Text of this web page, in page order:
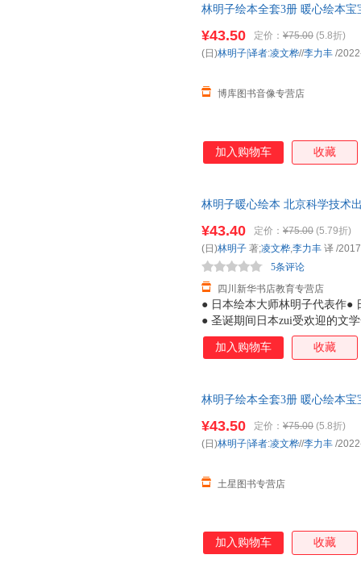
林明子绘本全套3册 暖心绘本
¥43.50 定价： ¥75.00 (5.8折)
博库图书音像专营店
(日)林明子|译者:凌文桦//李力丰 /
加入购物车 收藏
林明子暖心绘本 北京科学技术
● 日本绘本大师林明子代表作●
● 圣诞期间日本zui受欢迎的文
子暖暖的画风吸引到，读罢故
孩虽看上去有些胆小，但她们
诞老人，小黎便勇敢地出门去
是那么亲切，读林明子就仿佛
在书店遇见林明子，一定要把
¥43.40 定价： ¥75.00 (5.79折)
四川新华书店教育专营店
5条评论
(日)林明子 著;凌文桦,李力丰 译 /
加入购物车 收藏
林明子绘本全套3册 暖心绘本
¥43.50 定价： ¥75.00 (5.8折)
土星图书专营店
(日)林明子|译者:凌文桦//李力丰 /
加入购物车 收藏